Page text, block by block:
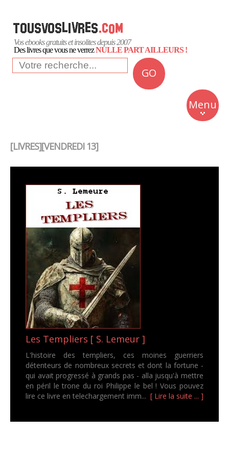
Vos ebooks gratuits et insolites depuis 2007
Des livres que vous ne verrezNULLE PART AILLEURS !
GO
Menu
Insolite
Business
[LIVRES][VENDREDI 13]
Les Templiers [ S. Lemeur ]
L'histoire des templiers, ces moines guerriers
détenteurs de nombreux secrets et dont la fortune -
qui avait progressé à grands pas - alla jusqu'à mettre
en péril le trone du roi Philippe le bel ! Vous pouvez
lire ce livre en telechargement imm... [ Lire la suite ... ]